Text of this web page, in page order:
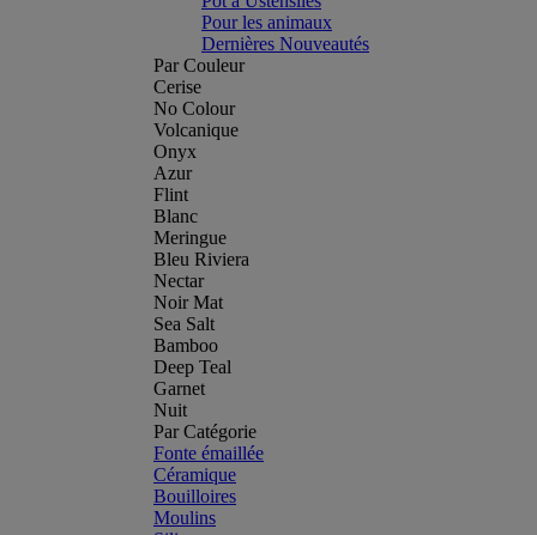
Pour les animaux
Dernières Nouveautés
Par Couleur
Cerise
No Colour
Volcanique
Onyx
Azur
Flint
Blanc
Meringue
Bleu Riviera
Nectar
Noir Mat
Sea Salt
Bamboo
Deep Teal
Garnet
Nuit
Par Catégorie
Fonte émaillée
Céramique
Bouilloires
Moulins